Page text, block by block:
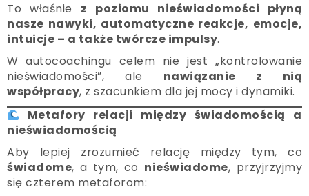
To właśnie z poziomu nieświadomości płyną
nasze nawyki, automatyczne reakcje, emocje,
intuicje – a także twórcze impulsy.
W autocoachingu celem nie jest „kontrolowanie
nieświadomości”, ale nawiązanie z nią
współpracy, z szacunkiem dla jej mocy i dynamiki.
Metafory relacji między świadomością a
nieświadomością
Aby lepiej zrozumieć relację między tym, co
świadome, a tym, co nieświadome, przyjrzyjmy
się czterem metaforom: